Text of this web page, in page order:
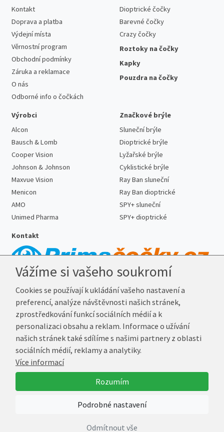
Kontakt
Doprava a platba
Výdejní místa
Věrnostní program
Obchodní podmínky
Záruka a reklamace
O nás
Odborné info o čočkách
Dioptrické čočky
Barevné čočky
Crazy čočky
Roztoky na čočky
Kapky
Pouzdra na čočky
Výrobci
Alcon
Bausch & Lomb
Cooper Vision
Johnson & Johnson
Maxvue Vision
Menicon
AMO
Unimed Pharma
Značkové brýle
Sluneční brýle
Dioptrické brýle
Lyžařské brýle
Cyklistické brýle
Ray Ban sluneční
Ray Ban dioptrické
SPY+ sluneční
SPY+ dioptrické
Kontakt
E-mail:info@prima-cocky.cz
Reklamační adresa
Andrea Votavová
Revoluční 1017
290 01 Poděbrady
© 2026 Prima-Čočky.cz
VytvořilMarek Kebza
Vážíme si vašeho soukromí
Cookies se používají k ukládání vašeho nastavení a
preferencí, analýze návštěvnosti našich stránek,
zprostředkování funkcí sociálních médií a k
personalizaci obsahu a reklam. Informace o užívání
našich stránek také sdílíme s našimi partnery z oblasti
sociálních médií, reklamy a analytiky.
Více informací
Rozumím
Podrobné nastavení
Odmítnout vše